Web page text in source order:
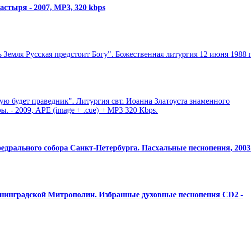
- 2007, MP3, 320 kbps
Русская предстоит Богу". Божественная литургия 12 июня 1988
будет праведник". Литургия свт. Иоанна Златоуста знаменного
- 2009, APE (image + .cue) + MP3 320 Кbps.
​о собора Санкт-Петерб​урга. Пасхальные песнопения,
​й Митрополии. Избранные духовные песнопения CD2 -